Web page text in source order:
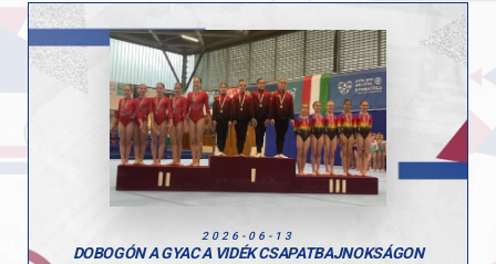
Zoller-Delbó Zorka
Herenkovics Rozália
Szívből gratulálunk a lányoknak a szép teljesítményhez
és a megérdemelt győzelemhez! Köszönjük edzőink
kitartó munkáját!
Felkészítő edzők: Szűcs Szonja és Kardos Botond.
2026-06-13
DOBOGÓN A GYAC A VIDÉK CSAPATBAJNOKSÁGON